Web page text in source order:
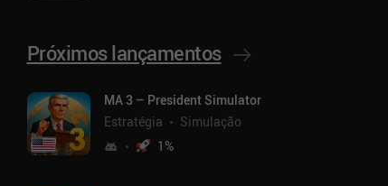
Próximos lançamentos
MA 3 – President Simulator
Estratégia
Simulação
1%